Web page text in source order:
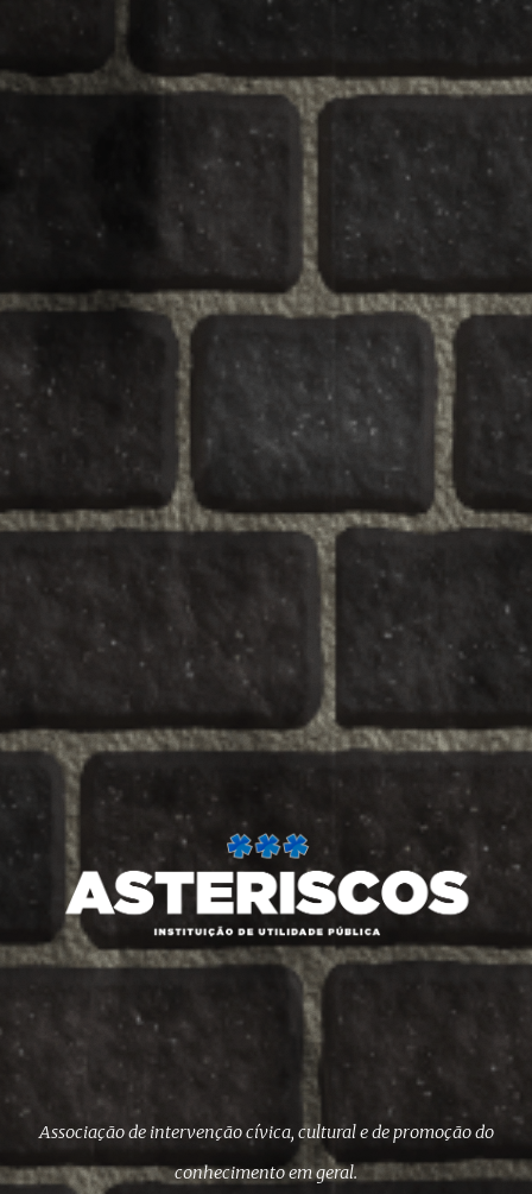
Associação de intervenção cívica, cultural e de promoção do
conhecimento em geral.